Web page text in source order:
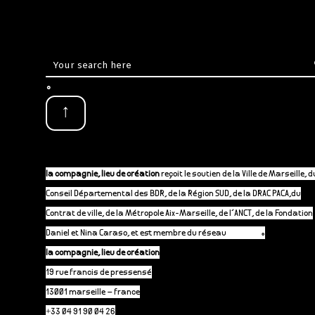
.
↑
la compagnie, lieu de créationreçoit le soutien de la Ville de Marseille,
Conseil Départemental des BDR, de la Région SUD, de la DRAC PACA,du
Contrat de ville, de la Métropole Aix-Marseille, de l’ANCT, de la Fondation
Daniel et Nina Caraso, et est membre du réseau .
la compagnie, lieu de création
19 rue francis de pressensé
13001 marseille – france
+33 04 91 90 04 26